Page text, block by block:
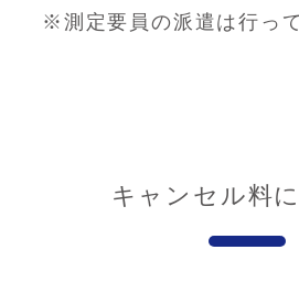
※測定要員の派遣は行っ
キャンセル料